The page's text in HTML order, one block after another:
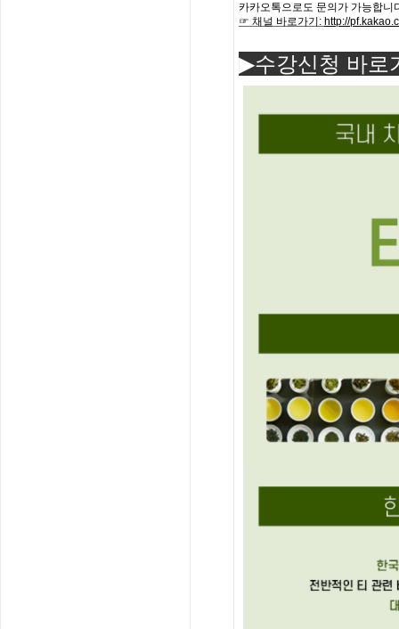
카카오톡으로도 문의가 가능합니
☞ 채널 바로가기 : http://
▶수강신청 바로